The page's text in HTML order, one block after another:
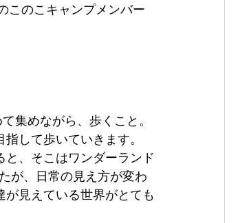
このこキャンプメンバー
集めながら、歩くこと。
して歩いていきます。
、そこはワンダーランド
が、日常の見え方が変わ
見えている世界がとても